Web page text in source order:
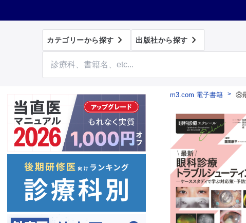
カテゴリーから探す  出版社から探す 
m3.com 電子書籍 ⑧